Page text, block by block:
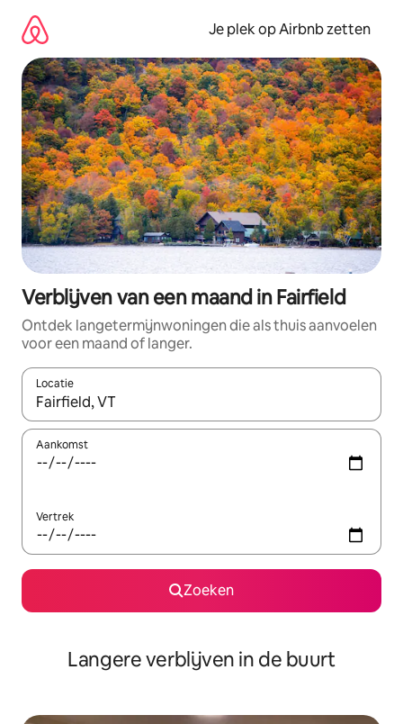
direct
naar
inhoud
Je plek op Airbnb zetten
Verblijven van een maand in Fairfield
Ontdek langetermijnwoningen die als thuis aanvoelen
voor een maand of langer.
Locatie
Wanneer er resultaten beschikbaar zijn, maak je een keuze
Aankomst
Vertrek
Zoeken
Langere verblijven in de buurt